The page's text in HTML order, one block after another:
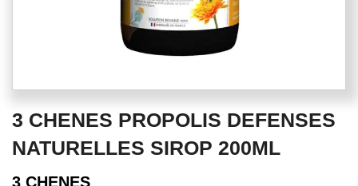
to
beginning
of
3 CHENES PROPOLIS DEFENSES
NATURELLES SIROP 200ML
3 CHENES